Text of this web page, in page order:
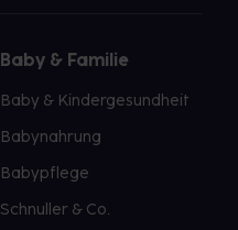
Baby & Familie
Baby & Kindergesundheit
Babynahrung
Babypflege
Schnuller & Co.